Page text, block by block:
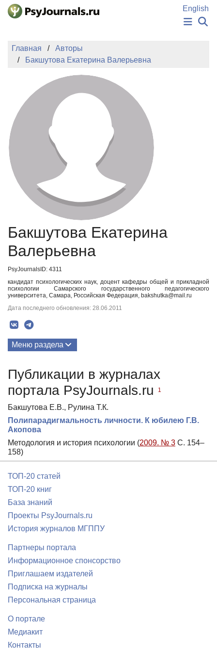
Перейти к основному содержанию
English
ИЗДАНИЯ
ПОДАТЬ РУКОПИСЬ
БАЗА ЗНАНИЙ
КЛЮЧЕВЫЕ СЛОВА
Регистрация
Главная
Авторы
Бакшутова Екатерина Валерьевна
Бакшутова Екатерина
Валерьевна
PsyJournalsID: 4311
кандидат психологических наук, доцент кафедры общей и прикладной
психологии Самарского государственного педагогического
университета, Самара, Российская Федерация, bakshutka@mail.ru
Дата последнего обновления: 28.06.2011
Меню раздела
Публикации в журналах
портала PsyJournals.ru
1
Бакшутова Е.В., Рулина Т.К.
Полипарадигмальность личности. К юбилею Г.В.
Акопова
Методология и история психологии (2009. № 3 С. 154–
158)
ТОП-20 статей
ТОП-20 книг
База знаний
Проекты PsyJournals.ru
История журналов МГППУ
Партнеры портала
Информационное спонсорство
Приглашаем издателей
Подписка на журналы
Персональная страница
О портале
Медиакит
Контакты